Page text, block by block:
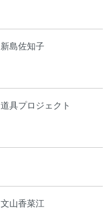
新島佐知子
道具プロジェクト
文山香菜江